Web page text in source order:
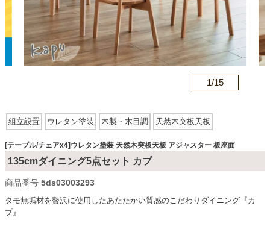
カテゴリから探す
ソファ
ダイニングテーブル・セット
椅子・チェア
1/15
組立設置 ウレタン塗装 木製・木目調 天然木突板天板
アジャスター有 板座面 木脚
[テーブル/チェアx4]ウレタン塗装 天然木突板天板 アジャスター 板座面
135cmダイニング5点セット カプ
商品番号 5ds03003293
タモ無垢材を贅沢に使用したあたたかい質感のこだわりダイニング『カ
プ』